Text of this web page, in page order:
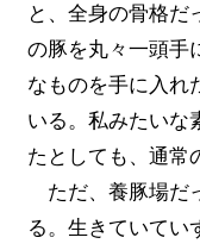
と、全身の骨格だ
の豚を丸々一頭手
なものを手に入れ
いる。私みたいな
たとしても、通常
ただ、養豚場だ
る。生きていてい